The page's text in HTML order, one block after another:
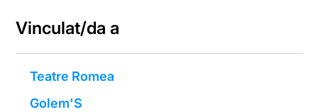
Vinculat/da a
Teatre Romea
Golem'S